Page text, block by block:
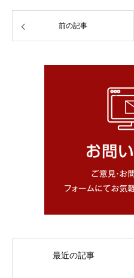
前の記事
最近の記事